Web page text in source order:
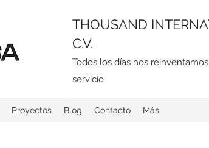
THOUSAND
C.V.
Todos los días nos
servicio
Proyectos Blog Contacto Más